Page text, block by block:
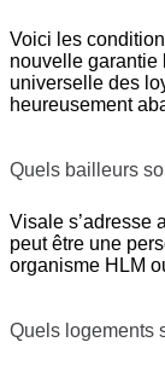
Voici les
nouvelle garantie
universelle des
heureusement
Quels bailleurs
Visale s’adresse
peut être une
organisme HLM
Quels logements